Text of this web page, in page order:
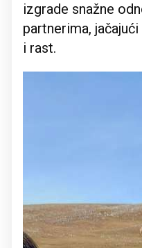
izgrade snažne
partnerima,
i rast.